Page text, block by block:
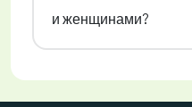
и женщинами?